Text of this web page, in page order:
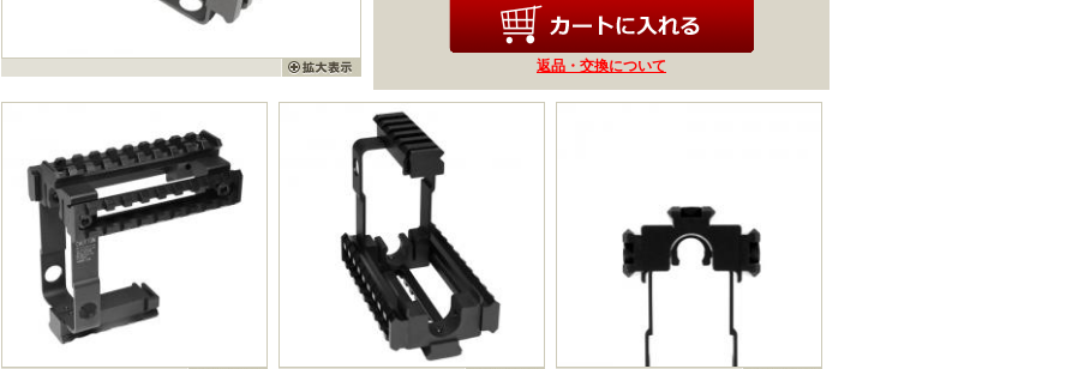
返品・交換について